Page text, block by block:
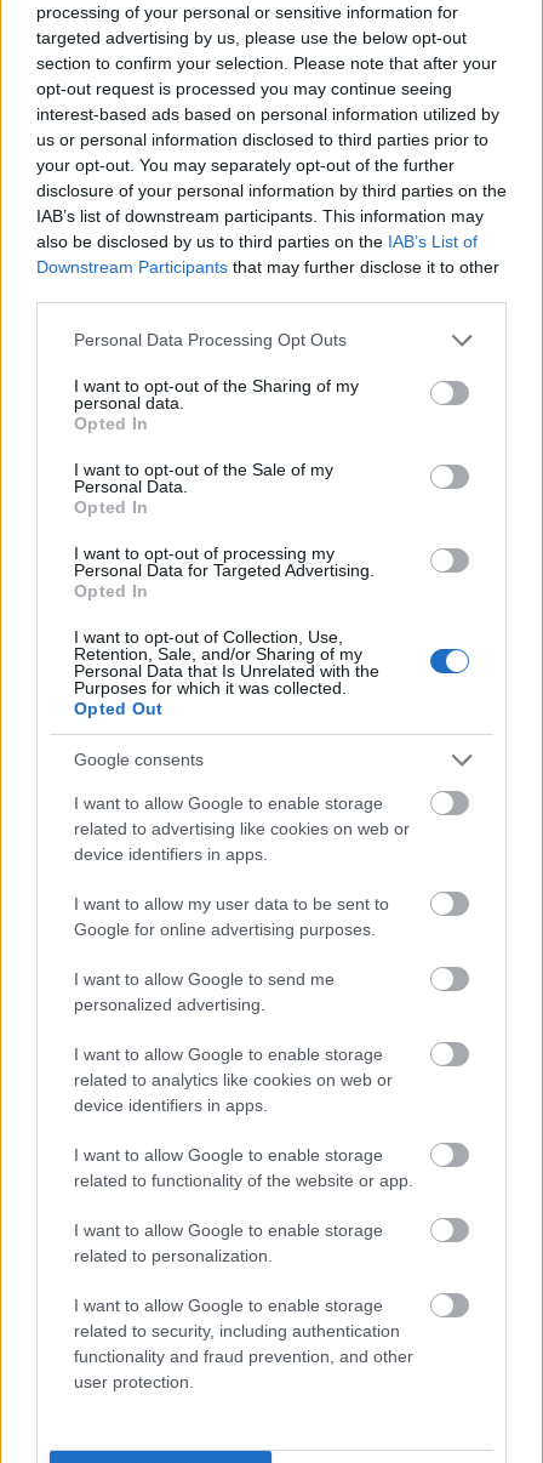
processing of your personal or sensitive information for
targeted advertising by us, please use the below opt-out
section to confirm your selection. Please note that after your
opt-out request is processed you may continue seeing
interest-based ads based on personal information utilized by
us or personal information disclosed to third parties prior to
your opt-out. You may separately opt-out of the further
disclosure of your personal information by third parties on the
IAB’s list of downstream participants. This information may
also be disclosed by us to third parties on the IAB’s List of
Downstream Participants that may further disclose it to other
Please note that this website/app uses one or more Google
not limited to your visit or usage behaviour. You may click to
grant or deny consent to Google and its third-party tags to
use your data for below specified purposes in below Google
consent section.
Personal Data Processing Opt Outs
I want to opt-out of the Sharing of my
personal data.
Opted In
I want to opt-out of the Sale of my
Personal Data.
Opted In
I want to opt-out of processing my
Personal Data for Targeted Advertising.
Opted In
I want to opt-out of Collection, Use,
Retention, Sale, and/or Sharing of my
Personal Data that Is Unrelated with the
Purposes for which it was collected.
Opted Out
Google consents
I want to allow Google to enable storage
related to advertising like cookies on web or
device identifiers in apps.
I want to allow my user data to be sent to
Google for online advertising purposes.
I want to allow Google to send me
personalized advertising.
I want to allow Google to enable storage
related to analytics like cookies on web or
device identifiers in apps.
I want to allow Google to enable storage
related to functionality of the website or app.
I want to allow Google to enable storage
related to personalization.
I want to allow Google to enable storage
related to security, including authentication
functionality and fraud prevention, and other
user protection.
Szeptember 30-án 19 órakor az Uránia közönsége is
tanúja lehet az Oscar-díjas kanadai színész,
Christopher Plummer(Caesar) elismert játékának,
és megtapasztalhatják George Bernard Shaw
kritikusok által is méltatott színjátékában a drámát,
az intrikát és a komédiát. Az előadás női
főszereplője a Tony-díjasNikki M. James.
Az előadást a kanadai Stratford Festival színpadán
rögzítették 2009-ben. A színházi közvetítés –
hasonlóanA viharcímű Shakespeare-mű tavasszal
bemutatott Stratford-produkciójához – a Pannonia
látható. A magyar feliratRéz Ádámműfordítása
alapján készült, a British Council támogatásával.
Az előadás egyetlen alkalommal, szeptember 30-án
19 órakor lesz műsoron az Urániában, jegyek
kaphatók a Filmszínház jegypénztárában és